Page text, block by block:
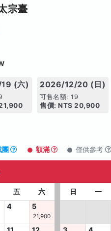
宗臺
(六) 2026/12/20 (日)
可售名額: 19
售價: NT$ 20,900
團 額滿 僅供參考
五
六
4 5
21,900
日 一